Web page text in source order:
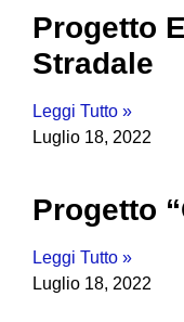
Progetto
Stradale
Leggi Tutto »
Luglio 18, 2022
Progetto
Leggi Tutto »
Luglio 18, 2022